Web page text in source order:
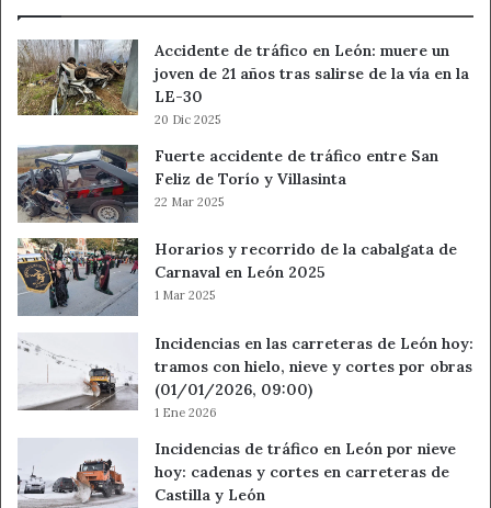
Accidente de tráfico en León: muere un
joven de 21 años tras salirse de la vía en la
LE-30
20 Dic 2025
Fuerte accidente de tráfico entre San
Feliz de Torío y Villasinta
22 Mar 2025
Horarios y recorrido de la cabalgata de
Carnaval en León 2025
1 Mar 2025
Incidencias en las carreteras de León hoy:
tramos con hielo, nieve y cortes por obras
(01/01/2026, 09:00)
1 Ene 2026
Incidencias de tráfico en León por nieve
hoy: cadenas y cortes en carreteras de
Castilla y León